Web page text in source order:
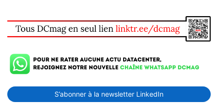
S’abonner à la newsletter LinkedIn